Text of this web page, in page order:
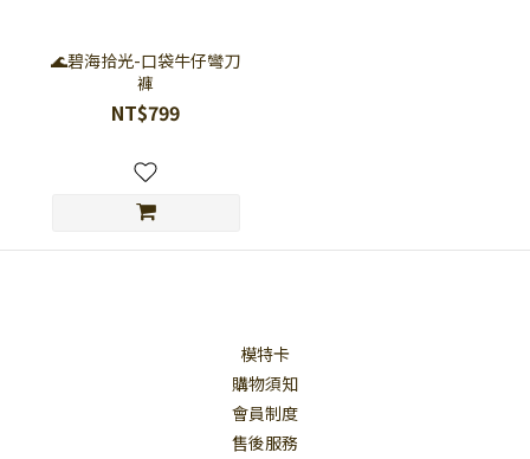
🌊碧海拾光-口袋牛仔彎刀
褲
NT$799
模特卡
購物須知
會員制度
售後服務